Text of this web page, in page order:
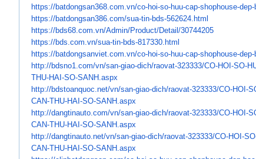
https://batdongsan368.com.vn/co-hoi-so-huu-cap-shophouse-
https://batdongsan386.com/sua-tin-bds-562624.html
https://bds68.com.vn/Admin/Product/Detail/30744205
https://bds.com.vn/sua-tin-bds-817330.html
https://batdongsanviet.com.vn/co-hoi-so-huu-cap-shophouse-
http://bdsno1.com/vn/san-giao-dich/raovat-323333/CO-HOI-SO-
THU-HAI-SO-SANH.aspx
http://bdstoanquoc.net/vn/san-giao-dich/raovat-323333/CO-HOI-
CAN-THU-HAI-SO-SANH.aspx
http://dangtinauto.com/vn/san-giao-dich/raovat-323333/CO-HOI-
CAN-THU-HAI-SO-SANH.aspx
http://dangtinauto.net/vn/san-giao-dich/raovat-323333/CO-HOI-
CAN-THU-HAI-SO-SANH.aspx